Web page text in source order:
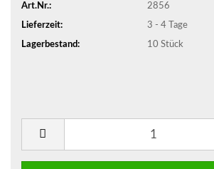
Art.Nr.: 2856
Lieferzeit: 3 - 4 Tage
Lagerbestand: 10 Stück